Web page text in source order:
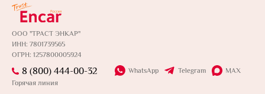
ООО "ТРАСТ ЭНКАР"
ИНН: 7801739565
ОГРН: 1257800005924
8 (800) 444-00-32
Горячая линия
WhatsApp Telegram MAX